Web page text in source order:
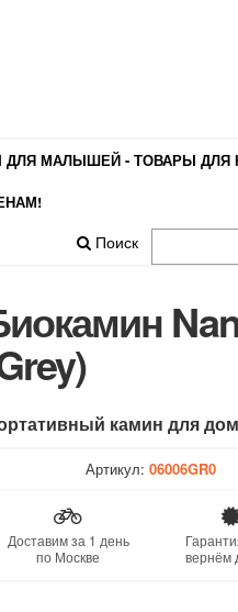
ДЛЯ МАЛЫШЕЙ - ТОВАРЫ
Поиск
камин для
Артикул: 06006GR0
Доставим за 1 день
по Москве
вернём